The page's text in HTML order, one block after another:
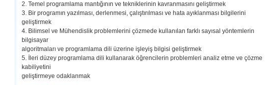
2. Temel programlama mantığının ve tekniklerinin kavranmasını geliştirmek
3. Bir programın yazılması, derlenmesi, çalıştırılması ve hata ayıklanması bilgilerini
geliştirmek
4. Bilimsel ve Mühendislik problemlerini çözmede kullanılan farklı sayısal yöntemlerin
bilgisayar
algoritmaları ve programlama dili üzerine işleyiş bilgisi geliştirmek
5. İleri düzey programlama dili kullanarak öğrencilerin problemleri analiz etme ve çözme
kabiliyetini
geliştirmeye odaklanmak